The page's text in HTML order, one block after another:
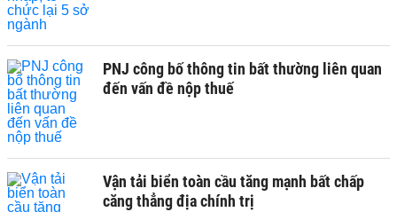
PNJ công bố thông tin bất thường liên quan
đến vấn đề nộp thuế
Vận tải biển toàn cầu tăng mạnh bất chấp
căng thẳng địa chính trị